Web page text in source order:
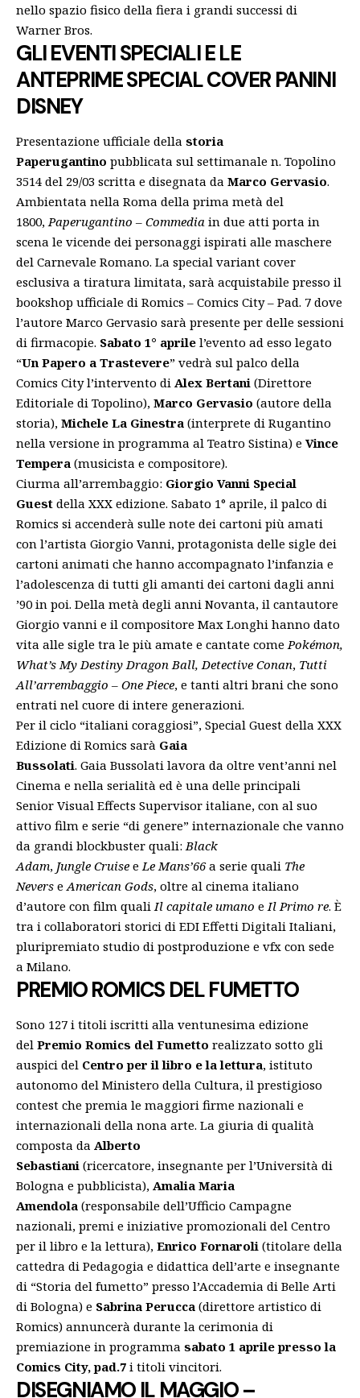
nello spazio fisico della fiera i grandi successi di
Warner Bros.
GLI EVENTI SPECIALI E LE
ANTEPRIMESPECIAL COVER PANINI
DISNEY
Presentazione ufficiale della storia
Paperugantino pubblicata sul settimanale n. Topolino
3514 del 29/03 scritta e disegnata da Marco Gervasio.
Ambientata nella Roma della prima metà del
1800, Paperugantino – Commedia in due atti porta in
scena le vicende dei personaggi ispirati alle maschere
del Carnevale Romano. La special variant cover
esclusiva a tiratura limitata, sarà acquistabile presso il
bookshop ufficiale di Romics – Comics City – Pad. 7 dove
l’autore Marco Gervasio sarà presente per delle sessioni
di firmacopie. Sabato 1° aprile l’evento ad esso legato
“Un Papero a Trastevere” vedrà sul palco della
Comics City l’intervento di Alex Bertani (Direttore
Editoriale di Topolino), Marco Gervasio (autore della
storia), Michele La Ginestra (interprete di Rugantino
nella versione in programma al Teatro Sistina) e Vince
Tempera (musicista e compositore).
Ciurma all’arrembaggio: Giorgio Vanni Special
Guest della XXX edizione. Sabato 1° aprile, il palco di
Romics si accenderà sulle note dei cartoni più amati
con l’artista Giorgio Vanni, protagonista delle sigle dei
cartoni animati che hanno accompagnato l’infanzia e
l’adolescenza di tutti gli amanti dei cartoni dagli anni
’90 in poi. Della metà degli anni Novanta, il cantautore
Giorgio vanni e il compositore Max Longhi hanno dato
vita alle sigle tra le più amate e cantate come Pokémon,
What’s My Destiny Dragon Ball, Detective Conan, Tutti
All’arrembaggio – One Piece, e tanti altri brani che sono
entrati nel cuore di intere generazioni.
Per il ciclo “italiani coraggiosi”, Special Guest della XXX
Edizione di Romics sarà Gaia
Bussolati. Gaia Bussolati lavora da oltre vent’anni nel
Cinema e nella serialità ed è una delle principali
Senior Visual Effects Supervisor italiane, con al suo
attivo film e serie “di genere” internazionale che vanno
da grandi blockbuster quali: Black
Adam, Jungle Cruise e Le Mans’66a serie quali The
Nevers e American Gods, oltre al cinema italiano
d’autore con film quali Il capitale umano e Il Primo re. È
tra i collaboratori storici di EDI Effetti Digitali Italiani,
pluripremiato studio di postproduzione e vfx con sede
a Milano.
PREMIO ROMICS DEL FUMETTO
Sono 127 i titoli iscritti alla ventunesima edizione
del Premio Romics del Fumetto realizzato sotto gli
auspici del Centro per il libro e la lettura, istituto
autonomo del Ministero della Cultura, il prestigioso
contest che premia le maggiori firme nazionali e
internazionali della nona arte. La giuria di qualità
composta da Alberto
Sebastiani (ricercatore, insegnante per l’Università di
Bologna e pubblicista), Amalia Maria
Amendola (responsabile dell’Ufficio Campagne
nazionali, premi e iniziative promozionali del Centro
per il libro e la lettura), Enrico Fornaroli (titolare della
cattedra di Pedagogia e didattica dell’arte e insegnante
di “Storia del fumetto” presso l’Accademia di Belle Arti
di Bologna) e Sabrina Perucca (direttore artistico di
Romics) annuncerà durante la cerimonia di
premiazione in programma sabato 1 aprile presso la
Comics City, pad.7 i titoli vincitori.
DISEGNIAMO IL MAGGIO –